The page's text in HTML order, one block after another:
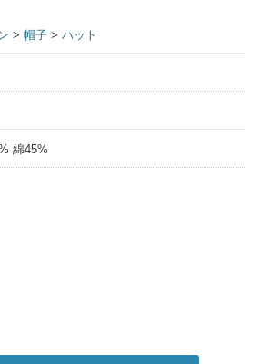
> 帽子 > ハット
綿45%